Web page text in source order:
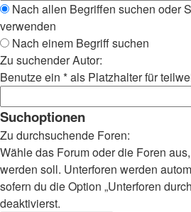
Nach allen Begriffen suchen oder
verwenden
Nach einem Begriff suchen
Zu suchender Autor:
Benutze ein * als Platzhalter für
Suchoptionen
Zu durchsuchende Foren:
Wähle das Forum oder die Foren
werden soll. Unterforen werden
sofern du die Option „Unterforen
deaktivierst.